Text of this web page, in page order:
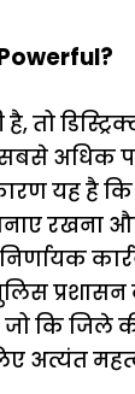
अधिक
यह है
रखना
प्रशासन
जो कि जिले
अत्यंत